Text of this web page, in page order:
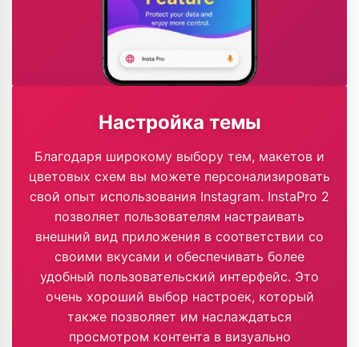
Настройка темы
Благодаря широкому выбору тем, макетов и
цветовых схем вы можете персонализировать
свой опыт использования Instagram. InstaPro 2
позволяет пользователям настраивать
внешний вид приложения в соответствии со
своими вкусами и обеспечивать более
удобный пользовательский интерфейс. Это
очень хороший выбор настроек, который
также позволяет им наслаждаться
просмотром контента в визуально